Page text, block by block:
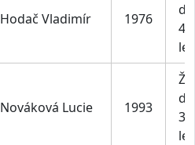
Hodač Vladimír 1976
do
49
let
Nováková Lucie 1993
do
34
let